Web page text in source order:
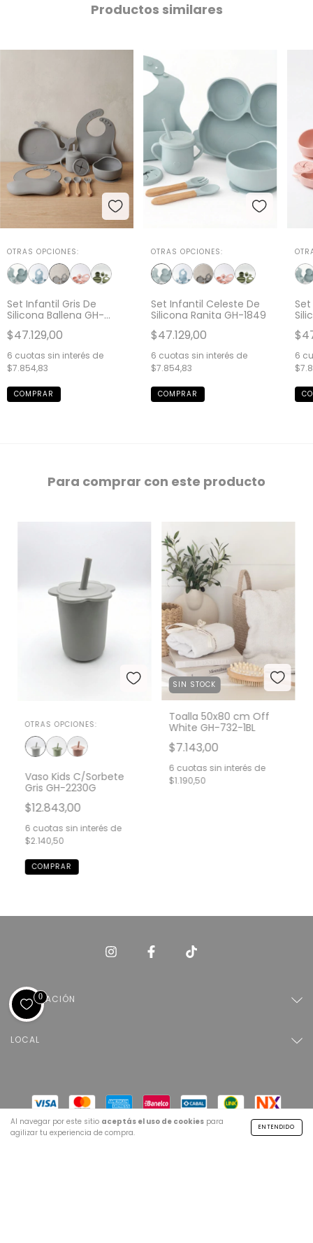
Al navegar por este sitio aceptás el uso de cookies para
agilizar tu experiencia de compra.
ENTENDIDO
Productos similares
OTRAS OPCIONES:
Set Infantil Gris De
Silicona Ballena GH-
1848
$47.129,00
6 cuotas sin interés de
$7.854,83
OTRAS OPCIONES:
Set Infantil Celeste De
Silicona Ranita GH-1849
$47.129,00
6 cuotas sin interés de
$7.854,83
6
Para comprar con este producto
OTRAS OPCIONES:
Vaso Kids C/Sorbete
Gris GH-2230G
$12.843,00
6 cuotas sin interés de
$2.140,50
SIN STOCK
Toalla 50x80 cm Off
White GH-732-1BL
$7.143,00
6 cuotas sin interés de
$1.190,50
INFORMACIÓN
LOCAL
0